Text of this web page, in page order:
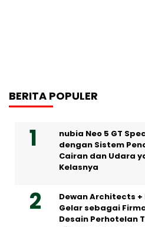
BERITA POPULER
nubia Neo 5 GT
dengan Sistem
Cairan dan Udara
Kelasnya
Dewan Architects +
Gelar sebagai
Desain Perhotelan